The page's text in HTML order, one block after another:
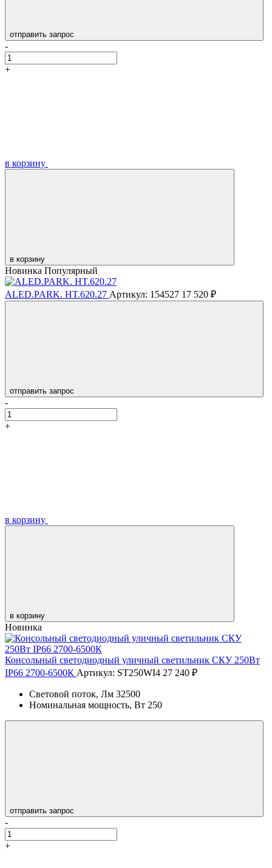
отправить запрос
-
+
в корзину
в корзину
Новинка Популярный
ALED.PARK. HT.620.27 Артикул: 154527 17 520 ₽
отправить запрос
-
+
в корзину
в корзину
Новинка
Консольный светодиодный уличный светильник СКУ 250Вт
IP66 2700-6500К Артикул: ST250WI4 27 240 ₽
Световой поток, Лм 32500
Номинальная мощность, Вт 250
отправить запрос
-
+